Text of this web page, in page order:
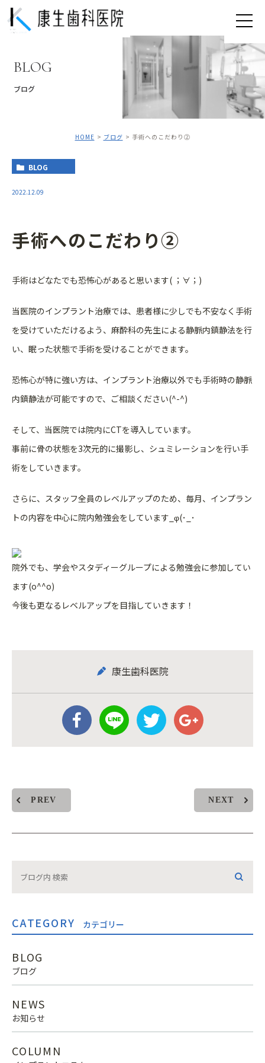
BLOG
ブログ
HOME ブログ 手術へのこだわり②
BLOG
2022.12.09
手術へのこだわり②
手術はどなたでも恐怖心があると思います( ；∀；)
当医院のインプラント治療では、患者様に少しでも不安なく手術
を受けていただけるよう、麻酔科の先生による静脈内鎮静法を行
い、眠った状態で手術を受けることができます。
恐怖心が特に強い方は、インプラント治療以外でも手術時の静脈
内鎮静法が可能ですので、ご相談ください(^-^)
そして、当医院では院内にCTを導入しています。
事前に骨の状態を3次元的に撮影し、シュミレーションを行い手
術をしていきます。
さらに、スタッフ全員のレベルアップのため、毎月、インプラン
トの内容を中心に院内勉強会をしています_φ(･_･
院外でも、学会やスタディーグループによる勉強会に参加してい
ます(o^^o)
今後も更なるレベルアップを目指していきます！
康生歯科医院
PREV NEXT
CATEGORY カテゴリー
BLOG
ブログ
NEWS
お知らせ
COLUMN